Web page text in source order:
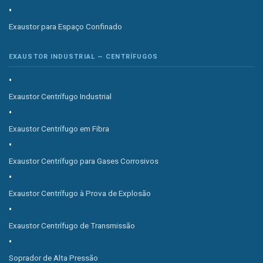
Exaustor para Espaço Confinado
EXAUSTOR INDUSTRIAL — CENTRÍFUGOS
Exaustor Centrífugo Industrial
Exaustor Centrífugo em Fibra
Exaustor Centrífugo para Gases Corrosivos
Exaustor Centrífugo à Prova de Explosão
Exaustor Centrífugo de Transmissão
Soprador de Alta Pressão